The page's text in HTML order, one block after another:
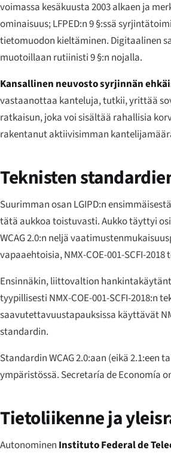
voimassa kesäkuusta 2003 alkaen ja
ominaisuus; LFPED:n 9 §:ssä
tietomuodon kieltäminen. Digitaalinen
muotoillaan rutiinisti 9 §:n nojalla.
Kansallinen neuvosto syrjinnän
vastaanottaa kanteluja, tutkii, yrittää
ratkaisun, joka voi sisältää rahallisia
rakentanut aktiivisimman
Teknisten
Suurimman osan LGIPD:n
tätä aukkoa toistuvasti. Aukko täyttyi
WCAG 2.0:n neljä
vapaaehtoisia, NMX-COE-001-SCFI-
Ensinnäkin, liittovaltion
tyypillisesti NMX-COE-001-SCFI-2018:n
saavutettavuustapauksissa käyttävät
standardin.
Standardin WCAG 2.0:aan (eikä
ympäristössä. Secretaría de Economía
Tietoliikenne ja
Autonominen Instituto Federal de